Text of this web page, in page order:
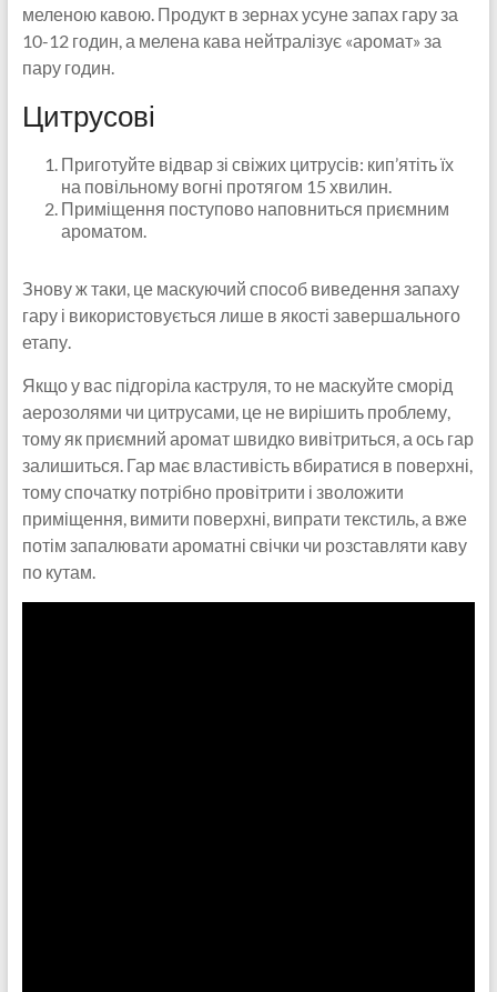
меленою кавою. Продукт в зернах усуне запах гару за
10-12 годин, а мелена кава нейтралізує «аромат» за
пару годин.
Цитрусові
Приготуйте відвар зі свіжих цитрусів: кип’ятіть їх
на повільному вогні протягом 15 хвилин.
Приміщення поступово наповниться приємним
ароматом.
Знову ж таки, це маскуючий способ виведення запаху
гару і використовується лише в якості завершального
етапу.
Якщо у вас підгоріла каструля, то не маскуйте сморід
аерозолями чи цитрусами, це не вирішить проблему,
тому як приємний аромат швидко вивітриться, а ось гар
залишиться. Гар має властивість вбиратися в поверхні,
тому спочатку потрібно провітрити і зволожити
приміщення, вимити поверхні, випрати текстиль, а вже
потім запалювати ароматні свічки чи розставляти каву
по кутам.